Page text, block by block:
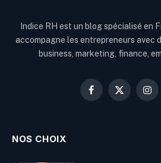
Indice RH est un blog spécialisé en
accompagne les entrepreneurs avec
business, marketing, finance,
Facebook
X
NOS CHOIX